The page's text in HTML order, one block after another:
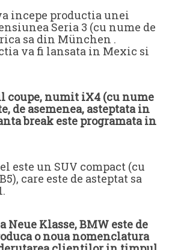
incepe productia unei
Seria 3 (cu nume de
sa din München .
va fi lansata in Mexic si
coupe, numit iX4 (cu nume
de asemenea, asteptata in
break este programata in
este un SUV compact (cu
care este de asteptat sa
Neue Klasse, BMW este de
o noua nomenclatura